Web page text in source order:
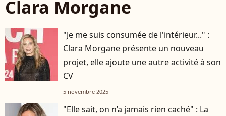
Clara Morgane
"Je me suis consumée de l'intérieur..." :
Clara Morgane présente un nouveau
projet, elle ajoute une autre activité à son
CV
5 novembre 2025
"Elle sait, on n’a jamais rien caché" : La